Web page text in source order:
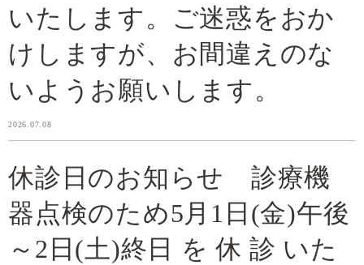
いたします。ご迷惑をおか
けしますが、お間違えのな
いようお願いします。
2026.07.08
休診日のお知らせ 診療機
器点検のため5月1日(金)午後
～2日(土)終日 を 休 診 いた